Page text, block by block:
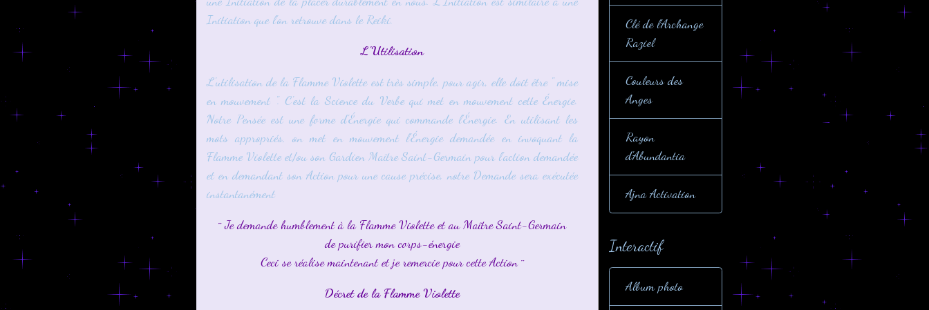
Initiation que l'on retrouve dans le Reiki.
L'Utilisation
L'utilisation de la Flamme Violette est très simple, pour agir, elle doit être " mise
en mouvement ". C'est la Science du Verbe qui met en mouvement cette Énergie.
Notre Pensée est une forme d'Énergie qui commande l'Énergie. En utilisant les
mots appropriés, on met en mouvement l'Énergie demandée en invoquant la
Flamme Violette et/ou son Gardien Maître Saint-Germain pour l'action demandée
et en demandant son Action pour une cause précise, notre Demande sera exécutée
instantanément
¨ Je demande humblement à la Flamme Violette et au Maître Saint-Germain
de purifier mon corps-énergie
Ceci se réalise maintenant et je remercie pour cette Action ¨
Décret de la Flamme Violette
Clé de l'Archange
Raziel
Couleurs des
Anges
Rayon
d'Abundantia
Ajna Activation
Interactif
Album photo